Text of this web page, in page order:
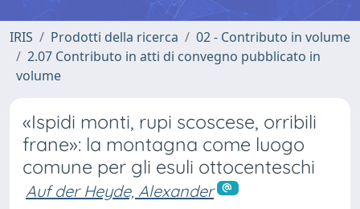
IRIS Prodotti della ricerca
02 - Contributo in volume
2.07 Contributo in atti di convegno pubblicato in
volume
«Ispidi monti, rupi scoscese, orribili
frane»: la montagna come luogo
comune per gli esuli ottocenteschi
Auf der Heyde, Alexander